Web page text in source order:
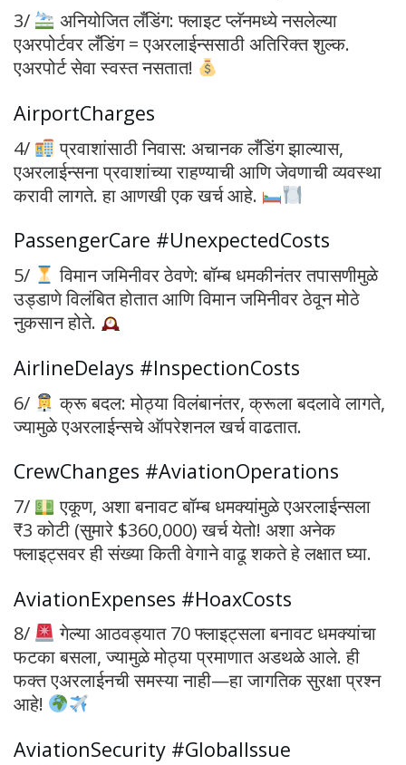
3/
अनियोजित लँडिंग: फ्लाइट प्लॅनमध्ये नसलेल्या
एअरपोर्टवर लँडिंग = एअरलाईन्ससाठी अतिरिक्त शुल्क.
एअरपोर्ट सेवा स्वस्त नसतात!
AirportCharges
4/
प्रवाशांसाठी निवास: अचानक लँडिंग झाल्यास,
एअरलाईन्सना प्रवाशांच्या राहण्याची आणि जेवणाची व्यवस्था
करावी लागते. हा आणखी एक खर्च आहे.
PassengerCare #UnexpectedCosts
5/
विमान जमिनीवर ठेवणे: बॉम्ब धमकीनंतर तपासणीमुळे
उड्डाणे विलंबित होतात आणि विमान जमिनीवर ठेवून मोठे
नुकसान होते.
AirlineDelays #InspectionCosts
6/
क्रू बदल: मोठ्या विलंबानंतर, क्रूला बदलावे लागते,
ज्यामुळे एअरलाईन्सचे ऑपरेशनल खर्च वाढतात.
CrewChanges #AviationOperations
7/
एकूण, अशा बनावट बॉम्ब धमक्यांमुळे एअरलाईन्सला
₹3 कोटी (सुमारे $360,000) खर्च येतो! अशा अनेक
फ्लाइट्सवर ही संख्या किती वेगाने वाढू शकते हे लक्षात घ्या.
AviationExpenses #HoaxCosts
8/
गेल्या आठवड्यात 70 फ्लाइट्सला बनावट धमक्यांचा
फटका बसला, ज्यामुळे मोठ्या प्रमाणात अडथळे आले. ही
फक्त एअरलाईनची समस्या नाही—हा जागतिक सुरक्षा प्रश्न
आहे!
AviationSecurity #GlobalIssue